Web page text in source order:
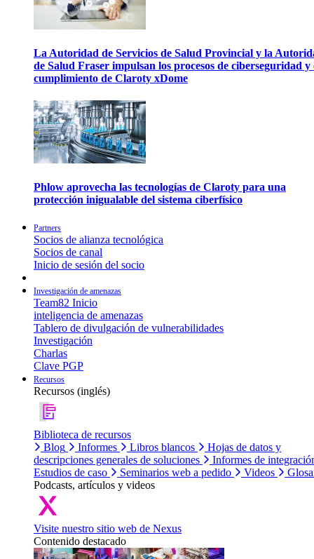
La Autoridad de Servicios de Salud Provincial y la
de Salud Fraser impulsan los procesos de ciberseguridad y
cumplimiento de Claroty xDome
Phlow aprovecha las tecnologías de Claroty para una
protección inigualable del sistema ciberfísico
Partners
Socios de alianza tecnológica
Socios de canal
Inicio de sesión del socio
Investigación de amenazas
Team82 Inicio
inteligencia de amenazas
Tablero de divulgación de vulnerabilidades
Investigación
Charlas
Clave PGP
Recursos
Recursos (inglés)
Biblioteca de recursos
Blog
Informes Libros blancos
Hojas de datos y
descripciones generales de soluciones
Informes de
Estudios de caso
Seminarios web a pedido Videos
Podcasts, artículos y videos
Visite nuestro sitio web de Nexus
Contenido destacado